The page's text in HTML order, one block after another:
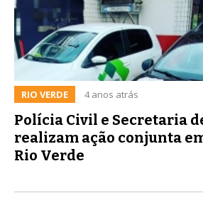
RIO VERDE 4 anos atrás
Polícia Civil e Secretaria
realizam ação conjunta
Rio Verde